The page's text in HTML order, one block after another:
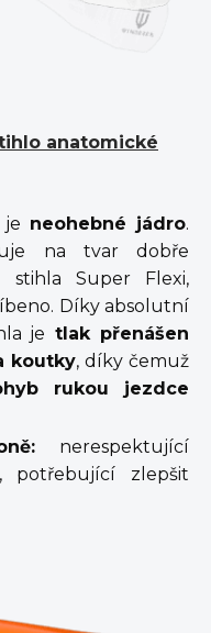
anatomické
neohebné jádro.
na tvar dobře
stihla Super Flexi,
Díky absolutní
je tlak přenášen
koutky, díky čemuž
rukou jezdce
nerespektující
potřebující zlepšit